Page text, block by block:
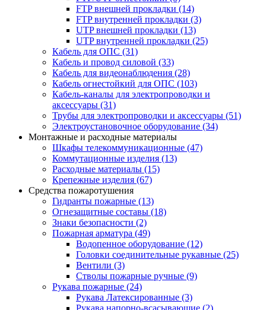
FTP внешней прокладки (14)
FTP внутренней прокладки (3)
UTP внешней прокладки (13)
UTP внутренней прокладки (25)
Кабель для ОПС (31)
Кабель и провод силовой (33)
Кабель для видеонаблюдения (28)
Кабель огнестойкий для ОПС (103)
Кабель-каналы для электропроводки и
аксессуары (31)
Трубы для электропроводки и аксессуары (51)
Электроустановочное оборудование (34)
Монтажные и расходные материалы
Шкафы телекоммуникационные (47)
Коммутационные изделия (13)
Расходные материалы (15)
Крепежные изделия (67)
Средства пожаротушения
Гидранты пожарные (13)
Огнезащитные составы (18)
Знаки безопасности (2)
Пожарная арматура (49)
Водопенное оборудование (12)
Головки соединительные рукавные (25)
Вентили (3)
Стволы пожарные ручные (9)
Рукава пожарные (24)
Рукава Латексированные (3)
Рукава напорно-всасывающие (2)